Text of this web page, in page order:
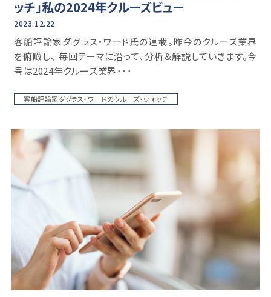
ッチ」私の2024年クルーズビュー
2023.12.22
客船評論家ダグラス・ワード氏の連載。昨今のクルーズ業界
を俯瞰し、 毎回テーマに沿って、分析＆解説していきます。今
号は2024年クルーズ業界･･･
客船評論家ダグラス・ワードのクルーズ・ウォッチ